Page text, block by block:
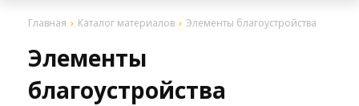
Главная Каталог материалов Элементы благоустройства
Элементы
благоустройства